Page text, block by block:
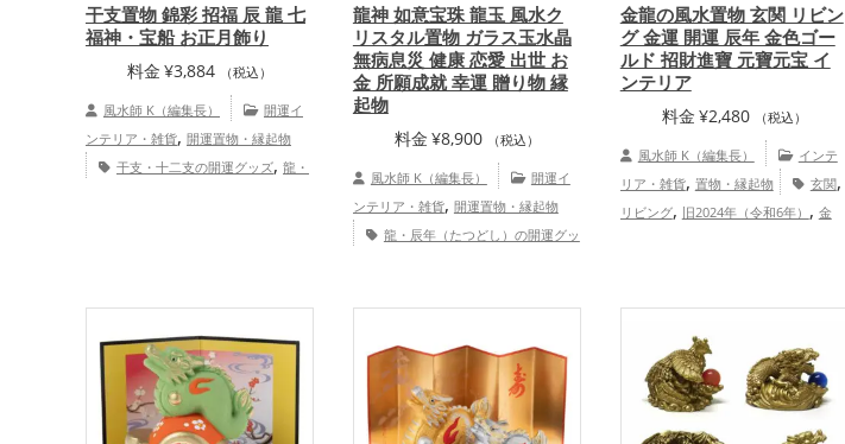
干支置物 錦彩 招福 辰 龍 七
福神・宝船 お正月飾り
料金 ¥3,884 （税込）
風水師 K（編集長）
開運イ
ンテリア・雑貨, 開運置物・縁起物
干支・十二支の開運グッズ, 龍・
運・家族運アップ,総合運・全体運ア
ップ
龍神 如意宝珠 龍玉 風水ク
リスタル置物 ガラス玉水晶
無病息災 健康 恋愛 出世 お
金 所願成就 幸運 贈り物 縁
起物
料金 ¥8,900 （税込）
風水師 K（編集長）
開運イ
ンテリア・雑貨, 開運置物・縁起物
龍・辰年（たつどし）の開運グッ
恋愛運アップ ,金運アップ ,仕事運ア
,健康運アップ ,
家庭運・家族運
アップ
金龍の風水置物 玄関 リビン
グ 金運 開運 辰年 金色ゴー
ルド 招財進寶 元寶元宝 イ
ンテリア
料金 ¥2,480 （税込）
風水師 K（編集長）
インテ
リア・雑貨, 置物・縁起物 玄関,
リビング, 旧2024年（令和6年） , 金
運・全体運アップ